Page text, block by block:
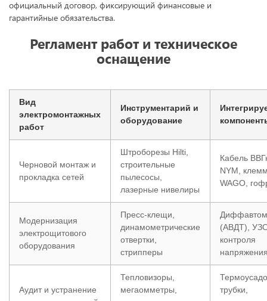
официальный договор, фиксирующий финансовые и
гарантийные обязательства.
Регламент работ и техническое
оснащение
Вид
электромонтажных
работ
Инструментарий и
оборудование
Черновой монтаж и
прокладка сетей
Штроборезы Hilti,
строительные
пылесосы,
лазерные нивелиры
Кабель
NYM,
WAGO,
Модернизация
электрощитового
оборудования
Пресс-клещи,
динамометрические
отвертки,
стрипперы
(АВДТ),
контроля
Аудит и устранение
Тепловизоры,
мегаомметры,
трубки,